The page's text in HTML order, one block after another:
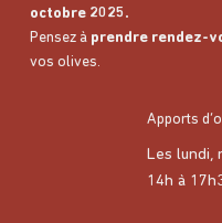
octobre 2025.
Pensez àprendre rendez-
vos olives.
Apports
Les lundi,
14h à